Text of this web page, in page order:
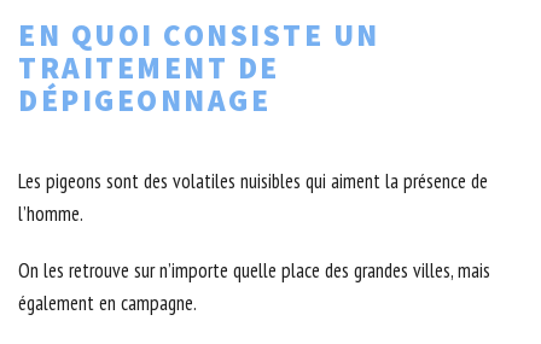
EN QUOI CONSISTE UN
TRAITEMENT DE
DÉPIGEONNAGE
Les pigeons sont des volatiles nuisibles qui aiment la présence de
l’homme.
On les retrouve sur n’importe quelle place des grandes villes, mais
également en campagne.